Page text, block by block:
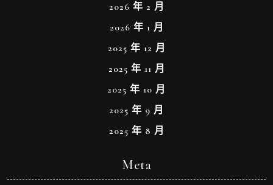
2026 年 2 月
2026 年 1 月
2025 年 12 月
2025 年 11 月
2025 年 10 月
2025 年 9 月
2025 年 8 月
Meta